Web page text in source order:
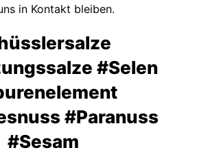
in Kontakt bleiben.
#Selen
#Paranuss
#Sesam